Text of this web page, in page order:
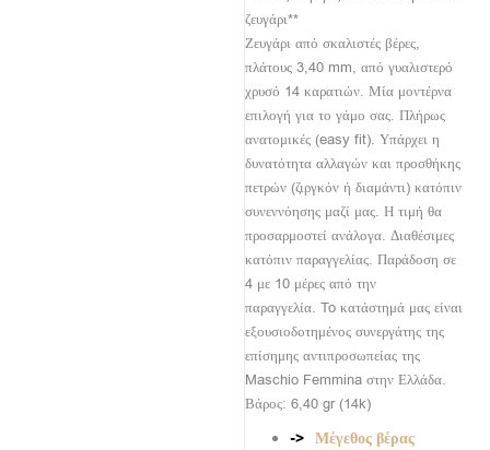
ζευγάρι**
Ζευγάρι από σκαλιστές βέρες,
πλάτους 3,40 mm, από γυαλιστερό
χρυσό 14 καρατιών. Μία μοντέρνα
επιλογή για το γάμο σας. Πλήρως
ανατομικές (easy fit). Υπάρχει η
δυνατότητα αλλαγών και προσθήκης
πετρών (ζιργκόν ή διαμάντι) κατόπιν
συνεννόησης μαζί μας. Η τιμή θα
προσαρμοστεί ανάλογα. Διαθέσιμες
κατόπιν παραγγελίας. Παράδοση σε
4 με 10 μέρες από την
παραγγελία. To κατάστημά μας είναι
εξουσιοδοτημένος συνεργάτης της
επίσημης αντιπροσωπείας της
Maschio Femmina στην Ελλάδα.
Βάρος: 6,40 gr (14k)
Μέγεθος βέρας